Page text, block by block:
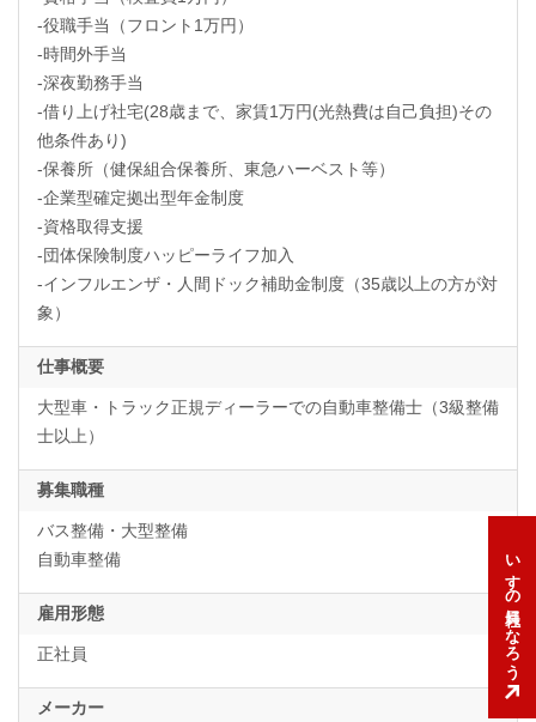
いすゞの社員になろう
-役職手当（フロント1万円）
-時間外手当
-深夜勤務手当
-借り上げ社宅(28歳まで、家賃1万円(光熱費は自己負担)その
他条件あり)
-保養所（健保組合保養所、東急ハーベスト等）
-企業型確定拠出型年金制度
-資格取得支援
-団体保険制度ハッピーライフ加入
-インフルエンザ・人間ドック補助金制度（35歳以上の方が対
象）
仕事概要
大型車・トラック正規ディーラーでの自動車整備士（3級整備
士以上）
募集職種
バス整備・大型整備
自動車整備
雇用形態
正社員
メーカー